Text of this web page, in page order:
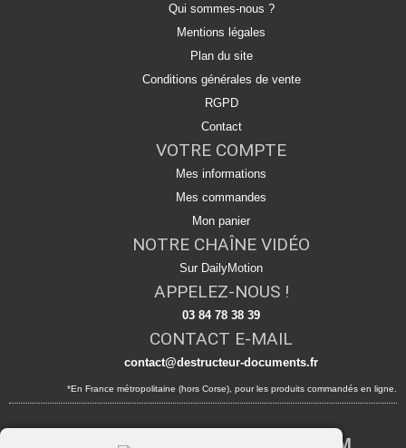
Qui sommes-nous ?
Mentions légales
Plan du site
Conditions générales de vente
RGPD
Contact
VOTRE COMPTE
Mes informations
Mes commandes
Mon panier
NOTRE CHAÎNE VIDÉO
Sur DailyMotion
APPELEZ-NOUS !
03 84 78 38 39
CONTACT E-MAIL
contact@destructeur-documents.fr
*En France métropolitaine (hors Corse), pour les produits commandés en ligne.
Destructeur de documents pas cher HSM